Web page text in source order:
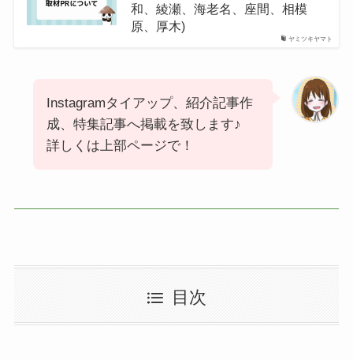
ヤミツキヤマト
和、綾瀬、海老名、座間、相模
原、厚木)
Instagramタイアップ、紹介記事作
成、特集記事へ掲載を致します♪
詳しくは上部ページで！
目次